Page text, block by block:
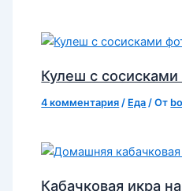
Кулеш с
4 комментария / Еда / От
Кабачковая икра